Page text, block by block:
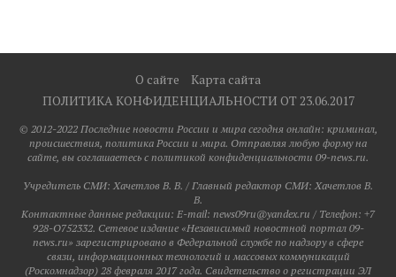
О сайте
Карта сайта
ПОЛИТИКА КОНФИДЕНЦИАЛЬНОСТИ ОТ 23.06.2017
© 2012-2022 Последние новости России и мира сегодня онлайн: криминал,
происшествия, политика России и мира. Отправляя любую форму на
сайте, вы соглашаетесь с политикой конфиденциальности 09-news.ru.
Учредитель СМИ: Хaчeтлoв B. B. / Главный редактор СМИ: Хaчeтлoв B.
B.
Контактные данные редакции: E-mail: news09ru@yandex.ru / Телефон: +7
928-O752332. Сетевое издание «Независимый новостной портал 09-
news.ru» зарегистрировано в Федеральной службе по надзору в сфере
связи, информационных технологий и массовых коммуникаций
(Роскомнадзор) 28 февраля 2017 года. Свидетельство о регистрации ЭЛ